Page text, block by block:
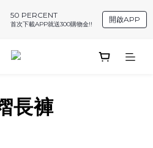
50 PERCENT
首次下載APP就送300購物金!!
開啟APP
長褲